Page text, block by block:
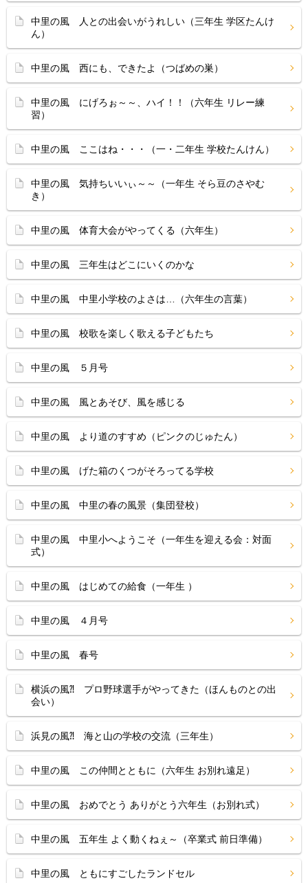
中里の風 人との出会いがうれしい（三年生 学区たんけ
ん）
中里の風 西にも、できたよ（つばめの巣）
中里の風 にげろぉ～～、ハイ！！（六年生 リレー練
習）
中里の風 ここはね・・・（一・二年生 学校たんけん）
中里の風 気持ちいいぃ～～（一年生 そら豆のさやむ
き）
中里の風 体育大会がやってくる（六年生）
中里の風 三年生はどこにいくのかな
中里の風 中里小学校のよさは…（六年生の言葉）
中里の風 校歌を楽しく歌える子どもたち
中里の風 ５月号
中里の風 風とあそび、風を感じる
中里の風 より道のすすめ（ピンクのじゅたん）
中里の風 げた箱のくつがそろってる学校
中里の風 中里の春の風景（集団登校）
中里の風 中里小へようこそ（一年生を迎える会：対面
式）
中里の風 はじめての給食（一年生 ）
中里の風 ４月号
中里の風 春号
横浜の風⁈ プロ野球選手がやってきた（ほんものとの出
会い）
浜見の風⁈ 海と山の学校の交流（三年生）
中里の風 この仲間とともに（六年生 お別れ遠足）
中里の風 おめでとう ありがとう六年生（お別れ式）
中里の風 五年生 よく動くねぇ～（卒業式 前日準備）
中里の風 ともにすごしたランドセル